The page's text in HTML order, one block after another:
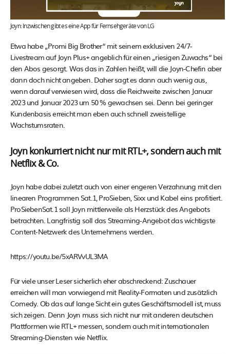
Joyn: Inzwischen gibt es eine App für Fernsehgeräte von LG
Etwa habe „Promi Big Brother“ mit seinem exklusiven 24/7-
Livestream auf Joyn Plus+ angeblich für einen „riesigen Zuwachs“ bei
den Abos gesorgt. Was das in Zahlen heißt, will die Joyn-Chefin aber
dann doch nicht angeben. Daher sagt es dann auch wenig aus,
wenn darauf verwiesen wird, dass die Reichweite zwischen Januar
2023 und Januar 2023 um 50 % gewachsen sei. Denn bei geringer
Kundenbasis erreicht man eben auch schnell zweistellige
Wachstumsraten.
Joyn konkurriert nicht nur mit RTL+, sondern auch mit
Netflix & Co.
Joyn habe dabei zuletzt auch von einer engeren Verzahnung mit den
linearen Programmen Sat.1, ProSieben, Sixx und Kabel eins profitiert.
ProSiebenSat.1 soll Joyn mittlerweile als Herzstück des Angebots
betrachten. Langfristig soll das Streaming-Angebot das wichtigste
Content-Netzwerk des Unternehmens werden.
https://youtu.be/5xARVvUL3MA
Für viele unser Leser sicherlich eher abschreckend: Zuschauer
erreichen will man vorwiegend mit Reality-Formaten und zusätzlich
Comedy. Ob das auf lange Sicht ein gutes Geschäftsmodell ist, muss
sich zeigen. Denn Joyn muss sich nicht nur mit anderen deutschen
Plattformen wie RTL+ messen, sondern auch mit internationalen
Streaming-Diensten wie Netflix.